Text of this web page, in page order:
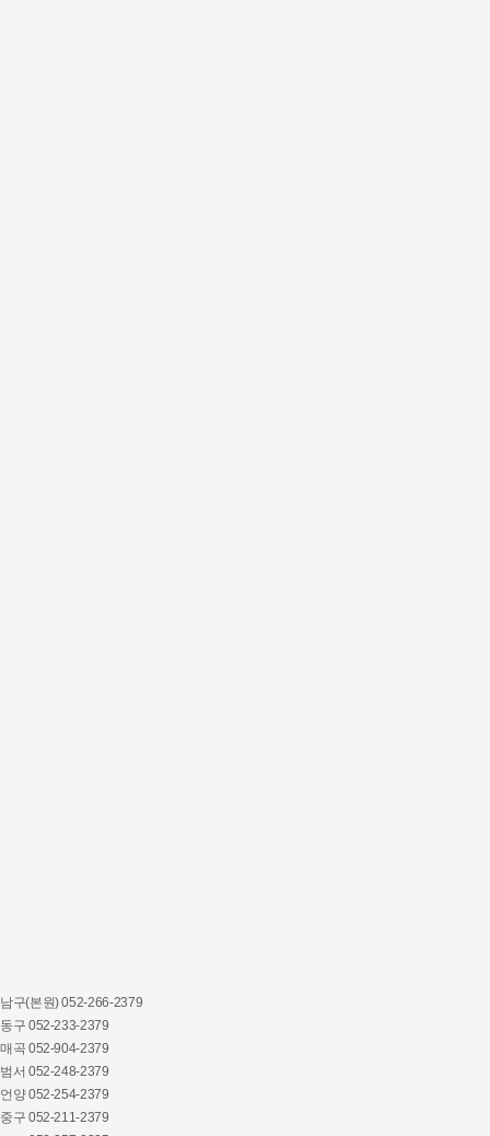
남구(본원)052-266-2379
동구 052-233-2379
매곡 052-904-2379
범서 052-248-2379
언양052-254-2379
중구 052-211-2379